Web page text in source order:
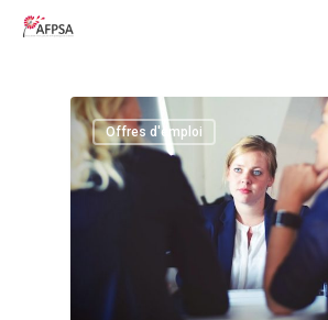
Hit enter to search or ESC to close
Offres d'emploi